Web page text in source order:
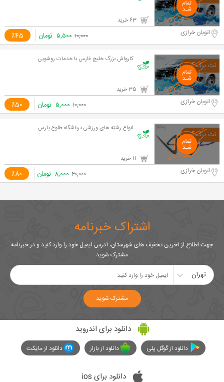
٪45 اتوبان خرازی ۱۰,۰۰۰ ۵,۵۰۰ تومان
کارواش بزرگ خلیج فارس با خدمات روشویی
٪50 اتوبان خرازی ۱۰,۰۰۰ ۵,۰۰۰ تومان
انواع رشته های ورزشی درباشگاه طلوع پارس
٪80 اتوبان خرازی ۴۰,۰۰۰ ۸,۰۰۰ تومان
اشتراک خبرنامه
جهت اطلاع از آخرین تخفیف های شهرستان، آدرس ایمیل خود را وارد کنید و در خبرنامه
مشترک شوید
تهران
مشترک شوید
دانلود برای اندروید
دانلود از گوگل پلی دانلود از بازار دانلود از مایکت
دانلود برای ios